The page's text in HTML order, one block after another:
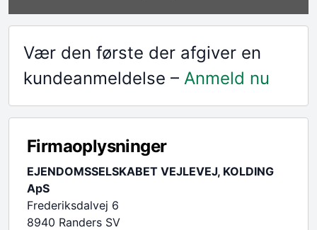
Vær den første der afgiver en
kundeanmeldelse – Anmeld nu
Firmaoplysninger
EJENDOMSSELSKABET VEJLEVEJ, KOLDING
ApS
Frederiksdalvej 6
8940 Randers SV